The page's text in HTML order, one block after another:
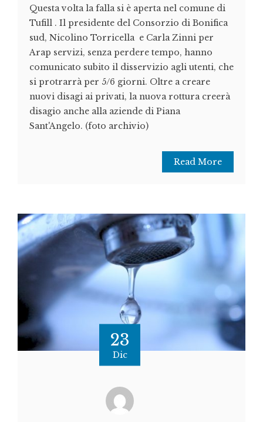
Questa volta la falla si è aperta nel comune di
Tufill . Il presidente del Consorzio di Bonifica
sud, Nicolino Torricella e Carla Zinni per
Arap servizi, senza perdere tempo, hanno
comunicato subito il disservizio agli utenti, che
si protrarrà per 5/6 giorni. Oltre a creare
nuovi disagi ai privati, la nuova rottura creerà
disagio anche alla aziende di Piana
Sant'Angelo. (foto archivio)
Read More
23
Dic